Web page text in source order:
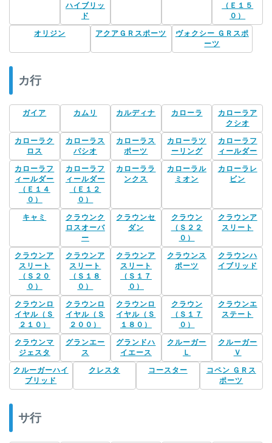
ハイブリッ
ド
（Ｅ１５
０）
オリジン アクアＧＲスポーツ
ヴォクシー ＧＲスポ
ーツ
カ行
ガイア カムリ カルディナ カローラ
カローラア
クシオ
カローラク
ロス
カローラス
パシオ
カローラス
ポーツ
カローラツ
ーリング
カローラフ
ィールダー
カローラフ
ィールダー
（Ｅ１４
０）
カローラフ
ィールダー
（Ｅ１２
０）
カローララ
ンクス
カローラル
ミオン
カローラレ
ビン
キャミ
クラウンク
ロスオーバ
ー
クラウンセ
ダン
クラウン
（Ｓ２２
０）
クラウンア
スリート
クラウンア
スリート
（Ｓ２０
０）
クラウンア
スリート
（Ｓ１８
０）
クラウンア
スリート
（Ｓ１７
０）
クラウンス
ポーツ
クラウンハ
イブリッド
クラウンロ
イヤル（Ｓ
２１０）
クラウンロ
イヤル（Ｓ
２００）
クラウンロ
イヤル（Ｓ
１８０）
クラウン
（Ｓ１７
０）
クラウンエ
ステート
クラウンマ
ジェスタ
グランエー
ス
グランドハ
イエース
クルーガー
Ｌ
クルーガー
Ｖ
クルーガーハイ
ブリッド
クレスタ コースター
コペン ＧＲス
ポーツ
サ行